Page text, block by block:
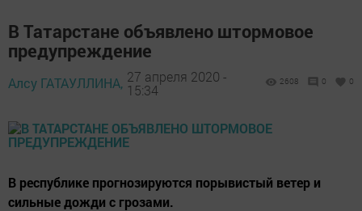
В Татарстане объявлено штормовое
предупреждение
Алсу ГАТАУЛЛИНА, 27 апреля 2020 -
15:34
2608 0 0
В республике прогнозируются порывистый ветер и
сильные дожди с грозами.